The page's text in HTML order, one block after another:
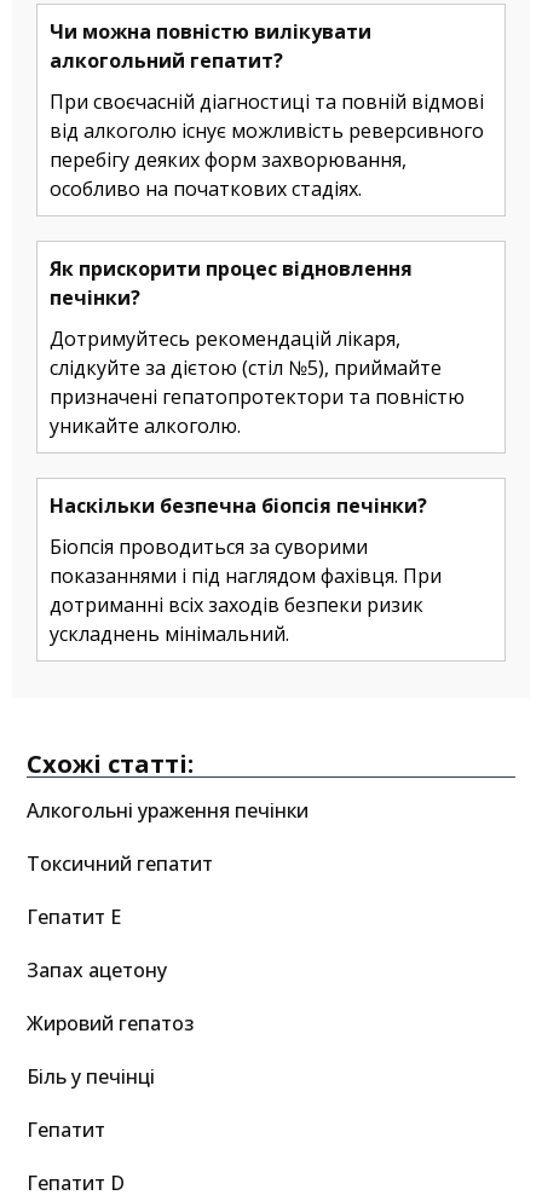
Чи можна повністю вилікувати
алкогольний гепатит?
При своєчасній діагностиці та повній відмові
від алкоголю існує можливість реверсивного
перебігу деяких форм захворювання,
особливо на початкових стадіях.
Як прискорити процес відновлення
печінки?
Дотримуйтесь рекомендацій лікаря,
слідкуйте за дієтою (стіл №5), приймайте
призначені гепатопротектори та повністю
уникайте алкоголю.
Наскільки безпечна біопсія печінки?
Біопсія проводиться за суворими
показаннями і під наглядом фахівця. При
дотриманні всіх заходів безпеки ризик
ускладнень мінімальний.
Схожі статті:
Алкогольні ураження печінки
Токсичний гепатит
Гепатит E
Запах ацетону
Жировий гепатоз
Біль у печінці
Гепатит
Гепатит D